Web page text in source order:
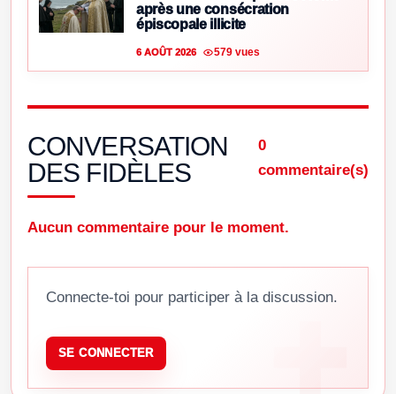
après une consécration
épiscopale illicite
6 AOÛT 2026 579 vues
CONVERSATION
DES FIDÈLES
0
commentaire(s)
Aucun commentaire pour le moment.
Connecte-toi pour participer à la discussion.
SE CONNECTER